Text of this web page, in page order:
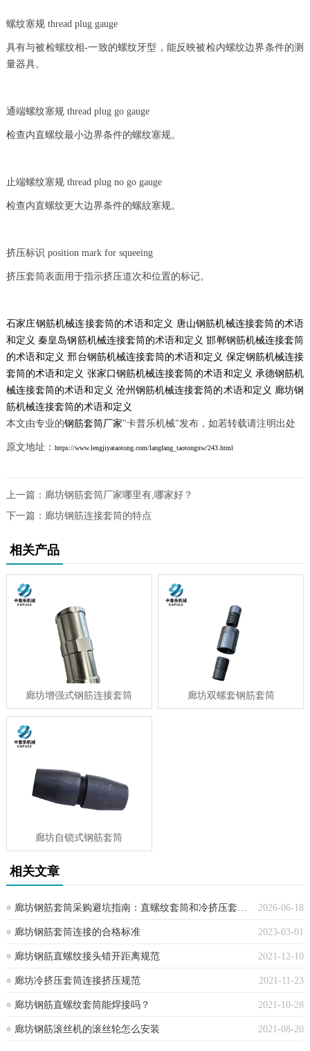
螺纹塞规 thread plug gauge
具有与被检螺纹相-一致的螺纹牙型，能反映被检内螺纹边界条件的测
量器具。
通端螺纹塞规 thread plug go gauge
检查内直螺纹最小边界条件的螺纹塞规。
止端螺纹塞规 thread plug no go gauge
检查内直螺纹更大边界条件的螺紋塞规。
挤压标识 position mark for squeeing
挤压套筒表面用于指示挤压道次和位置的标记。
石家庄钢筋机械连接套筒的术语和定义 唐山钢筋机械连接套筒的术语
和定义 秦皇岛钢筋机械连接套筒的术语和定义 邯郸钢筋机械连接套筒
的术语和定义 邢台钢筋机械连接套筒的术语和定义 保定钢筋机械连接
套筒的术语和定义 张家口钢筋机械连接套筒的术语和定义 承德钢筋机
械连接套筒的术语和定义 沧州钢筋机械连接套筒的术语和定义 廊坊钢
筋机械连接套筒的术语和定义
本文由专业的钢筋套筒厂家"卡普乐机械"发布，如若转载请注明出处
原文地址： https://www.lengjiyataotong.com/langfang_taotongxw/243.html
上一篇： 廊坊钢筋套筒厂家哪里有,哪家好？
下一篇： 廊坊钢筋连接套筒的特点
相关产品
廊坊增强式钢筋连接套筒 廊坊双螺套钢筋套筒
廊坊自锁式钢筋套筒
相关文章
2026-06-18
2023-03-01
廊坊钢筋套筒连接的合格标准
2021-12-10
廊坊钢筋直螺纹接头错开距离规范
2021-11-23
廊坊冷挤压套筒连接挤压规范
2021-10-28
廊坊钢筋直螺纹套筒能焊接吗？
2021-08-20
廊坊钢筋滚丝机的滚丝轮怎么安装